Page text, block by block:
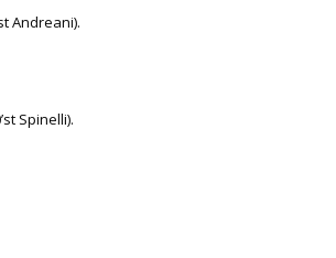
Andreani).
Spinelli).